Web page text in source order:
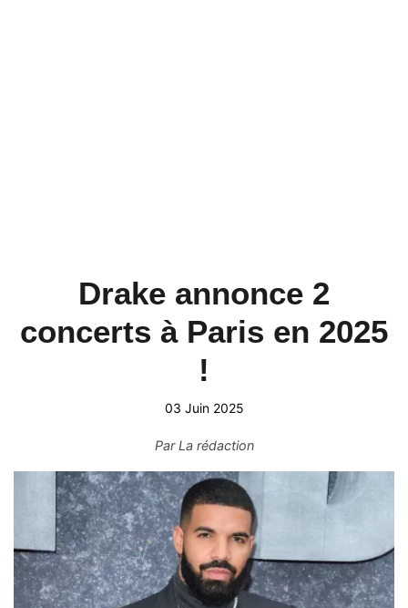
Drake annonce 2
concerts à Paris en 2025
!
03 Juin 2025
ParLa rédaction